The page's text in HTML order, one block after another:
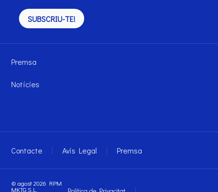
SUBSCRIU-TE!
Premsa
Notícies
Contacte Avis Legal Premsa
© agost 2026 RPM
MKTG S.L.